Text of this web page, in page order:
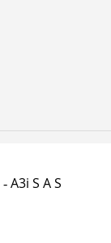
- A3i S A S